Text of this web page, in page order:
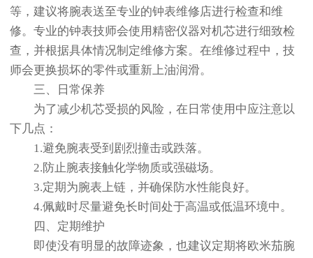
等，建议将腕表送至专业的钟表维修店进行检查和维
修。专业的钟表技师会使用精密仪器对机芯进行细致检
查，并根据具体情况制定维修方案。在维修过程中，技
师会更换损坏的零件或重新上油润滑。
三、日常保养
为了减少机芯受损的风险，在日常使用中应注意以
下几点：
1.避免腕表受到剧烈撞击或跌落。
2.防止腕表接触化学物质或强磁场。
3.定期为腕表上链，并确保防水性能良好。
4.佩戴时尽量避免长时间处于高温或低温环境中。
四、定期维护
即使没有明显的故障迹象，也建议定期将欧米茄腕